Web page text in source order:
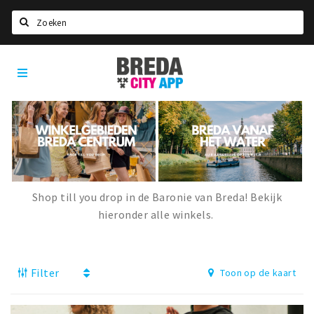
Home
Agenda
Deals
Party pics
Nieuws, interviews & blogs
Recreatief
Breda
City
App
Shop till you drop in de Baronie van Breda! Bekijk
hieronder alle winkels.
Filter Toon op de kaart